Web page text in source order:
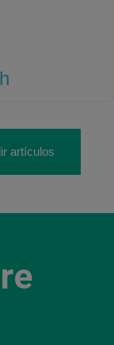
artículos